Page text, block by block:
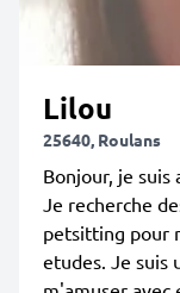
Lilou
25640, Roulans
Bonjour, je
Je recherche
petsitting pour
etudes. Je suis